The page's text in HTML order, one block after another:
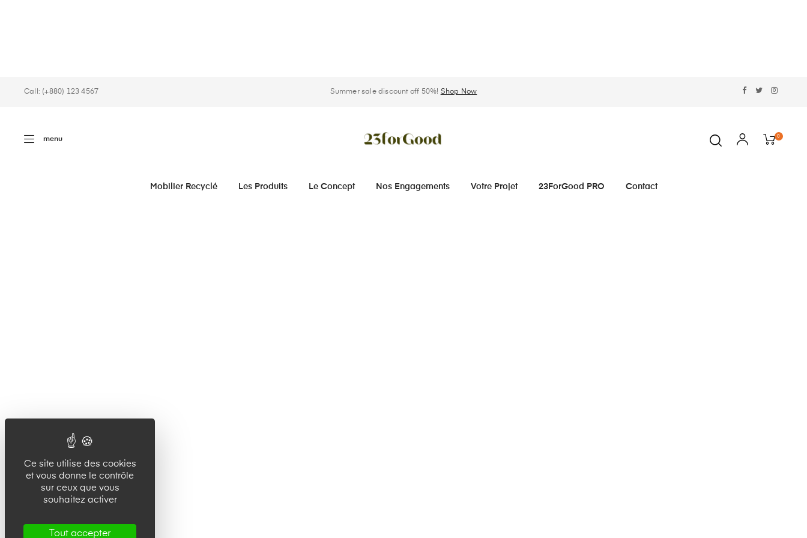
Call: (+880) 123 4567 Summer sale discount off 50%! Shop Now
menu 0
Mobilier Recyclé Les Produits Le Concept Nos Engagements Votre Projet 23ForGood PRO Contact
Ce site utilise des cookies
et vous donne le contrôle
sur ceux que vous
souhaitez activer
Tout accepter